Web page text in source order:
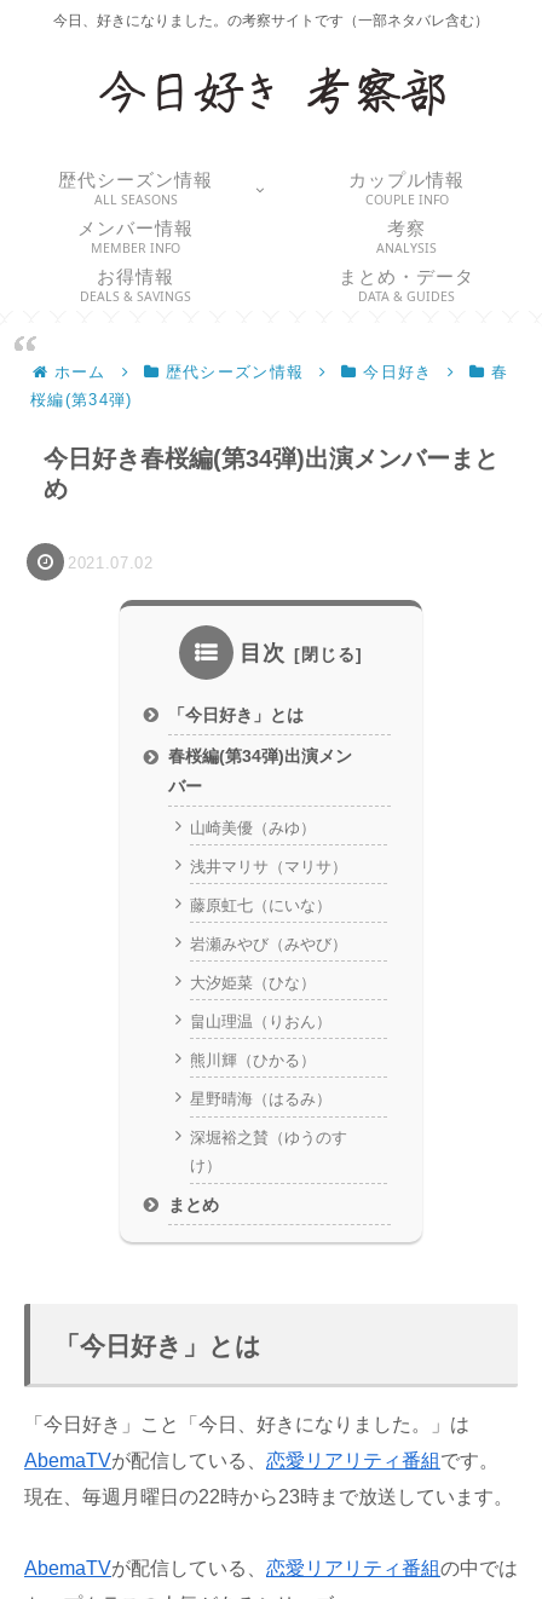
今日、好きになりました。の考察サイトです（一部ネタバレ含む）
歴代シーズン情報
ALL SEASONS
カップル情報
COUPLE INFO
メンバー情報
MEMBER INFO
考察
ANALYSIS
お得情報
DEALS & SAVINGS
まとめ・データ
DATA & GUIDES
ホーム 歴代シーズン情報 今日好き
春
桜編(第34弾)
今日好き春桜編(第34弾)出演メンバーまと
め
2021.07.02
目次
「今日好き」とは
春桜編(第34弾)出演メン
バー
山崎美優（みゆ）
浅井マリサ（マリサ）
藤原虹七（にいな）
岩瀬みやび（みやび）
大汐姫菜（ひな）
畠山理温（りおん）
熊川輝（ひかる）
星野晴海（はるみ）
深堀裕之賛（ゆうのす
け）
まとめ
「今日好き」とは
「今日好き」こと「今日、好きになりました。」は
AbemaTVが配信している、 恋愛 リアリティ番組 です。
現在、毎週月曜日の22時から23時まで放送しています。
AbemaTVが配信している、 恋愛 リアリティ番組の中では